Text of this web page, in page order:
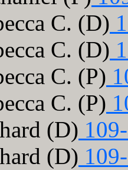
C. (D)
C. (D)
C. (P)
C. (P)
(D)
(D)